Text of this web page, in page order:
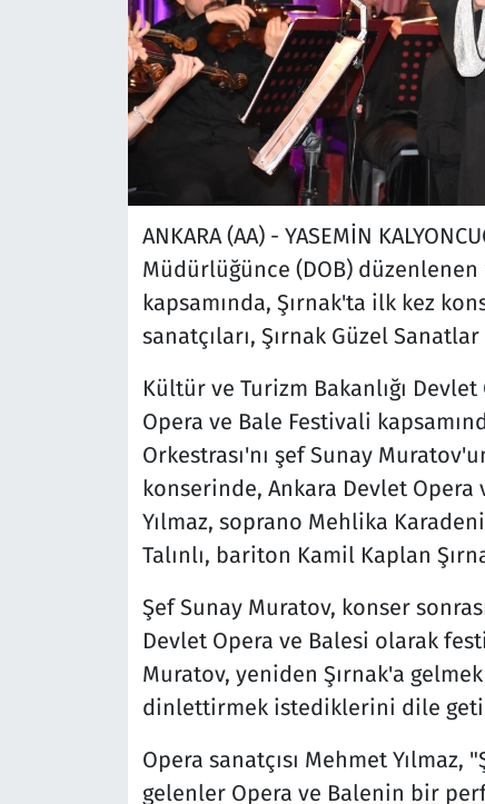
ANKARA (AA) - YASEMİN
Müdürlüğünce (DOB)
kapsamında, Şırnak'ta ilk kez
sanatçıları, Şırnak Güzel
Kültür ve Turizm Bakanlığı
Opera ve Bale Festivali
Orkestrası'nı şef Sunay
konserinde, Ankara Devlet Opera
Yılmaz, soprano Mehlika
Talınlı, bariton Kamil Kaplan
Şef Sunay Muratov, konser
Devlet Opera ve Balesi olarak
Muratov, yeniden Şırnak'a
dinlettirmek istediklerini dile
Opera sanatçısı Mehmet Yılmaz,
gelenler Opera ve Balenin bir